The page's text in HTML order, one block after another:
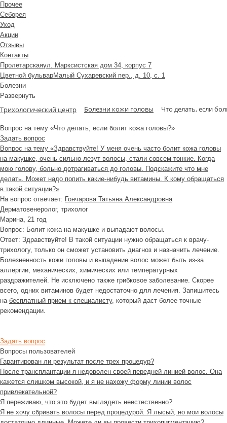
Прочее
Себорея
Уход
Акции
Отзывы
Контакты
Пролетарскаяул. Марксистская дом 34, корпус 7
Цветной бульварМалый Сухаревский пер., д. 10, с. 1
Болезни
Развернуть
Трихологический центр Болезни кожи головы Что делать, если
Вопрос на тему «Что делать, если болит кожа головы?»
Задать вопрос
Вопрос на тему «Здравствуйте! У меня очень часто болит кожа головы
на макушке, очень сильно лезут волосы, стали совсем тонкие. Когда
мою голову, больно дотрагиваться до головы. Подскажите что мне
делать. Может надо попить какие-нибудь витамины. К кому обращаться
в такой ситуации?»
На вопрос отвечает: Гончарова Татьяна Александровна
Дерматовенеролог, трихолог
Марина, 21 год
Вопрос: Болит кожа на макушке и выпадают волосы.
Ответ: Здравствуйте! В такой ситуации нужно обращаться к врачу-
трихологу, только он сможет установить диагноз и назначить лечение.
Болезненность кожи головы и выпадение волос может быть из-за
аллергии, механических, химических или температурных
раздражителей. Не исключено также грибковое заболевание. Скорее
всего, одних витаминов будет недостаточно для лечения. Запишитесь
на бесплатный прием к специалисту, который даст более точные
рекомендации.
Задать вопрос
Вопросы пользователей
Гарантирован ли результат после трех процедур?
После трансплантации я недоволен своей передней линией волос. Она
кажется слишком высокой, и я не нахожу форму линии волос
привлекательной?
Я переживаю, что это будет выглядеть неестественно?
Я не хочу сбривать волосы перед процедурой. Я лысый, но мои волосы